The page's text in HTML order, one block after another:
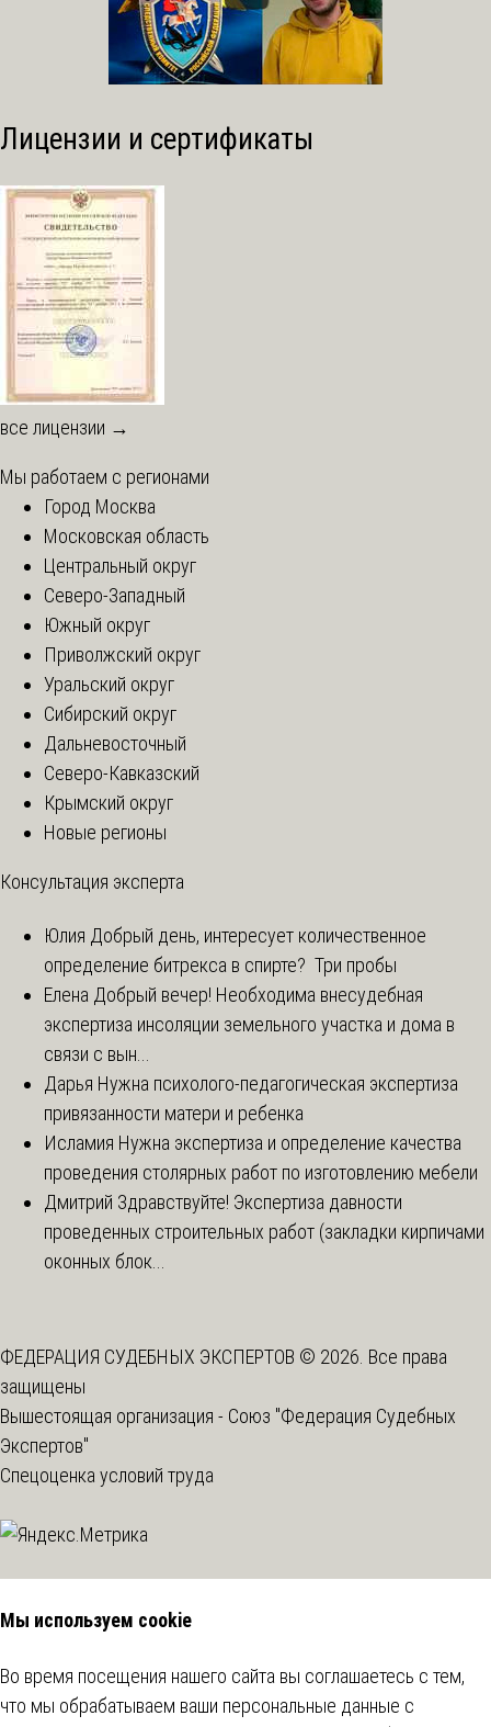
Лицензии и сертификаты
все лицензии →
Мы работаем с регионами
Город Москва
Московская область
Центральный округ
Северо-Западный
Южный округ
Приволжский округ
Уральский округ
Сибирский округ
Дальневосточный
Северо-Кавказский
Крымский округ
Новые регионы
Консультация эксперта
Юлия Добрый день, интересует количественное
определение битрекса в спирте? Три пробы
Елена Добрый вечер! Необходима внесудебная
экспертиза инсоляции земельного участка и дома в
связи с вын...
Дарья Нужна психолого-педагогическая экспертиза
привязанности матери и ребенка
Исламия Нужна экспертиза и определение качества
проведения столярных работ по изготовлению мебели
Дмитрий Здравствуйте! Экспертиза давности
проведенных строительных работ (закладки кирпичами
оконных блок...
ФЕДЕРАЦИЯ СУДЕБНЫХ ЭКСПЕРТОВ © 2026. Все права
защищены
Вышестоящая организация - Союз "Федерация Судебных
Экспертов"
Спецоценка условий труда
Мы используем cookie
Во время посещения нашего сайта вы соглашаетесь с тем,
что мы обрабатываем ваши персональные данные с